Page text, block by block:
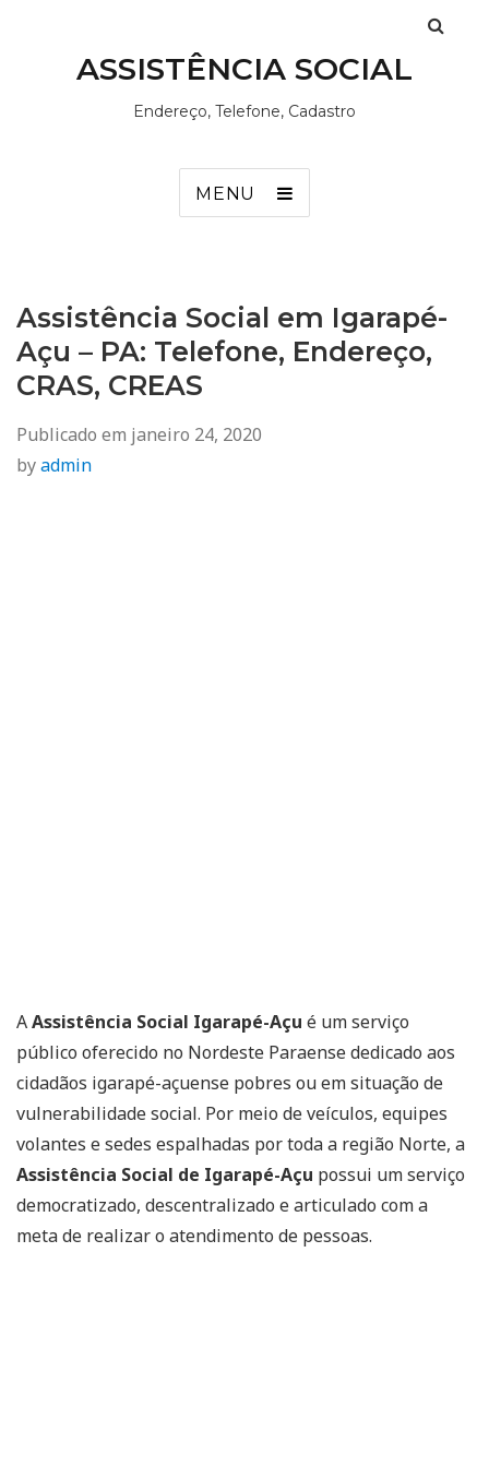
ASSISTÊNCIA SOCIAL
Endereço, Telefone, Cadastro
MENU
Assistência Social em Igarapé-
Açu – PA: Telefone, Endereço,
CRAS, CREAS
Publicado em janeiro 24, 2020
byadmin
AAssistência Social Igarapé-Açu é um serviço
público oferecido no Nordeste Paraense dedicado aos
cidadãos igarapé-açuense pobres ou em situação de
vulnerabilidade social. Por meio de veículos, equipes
volantes e sedes espalhadas por toda a região Norte, a
Assistência Social de Igarapé-Açu possui um serviço
democratizado, descentralizado e articulado com a
meta de realizar o atendimento de pessoas.